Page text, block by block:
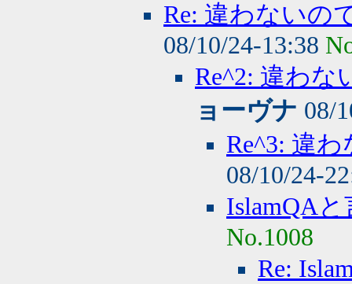
Re: 違わないの
08/10/24-13:38
Re^2: 違わ
ョーヴナ 08/
Re^3: 違
08/10/24-
IslamQA
No.1008
Re: